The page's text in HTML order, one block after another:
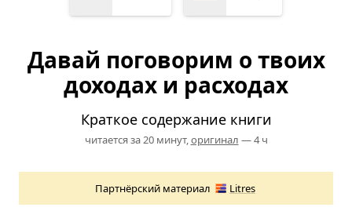
Давай поговорим о твоих
доходах и расходах
Краткое содержание книги
читается за 20 минут,оригинал — 4 ч
Партнёрский материал Litres